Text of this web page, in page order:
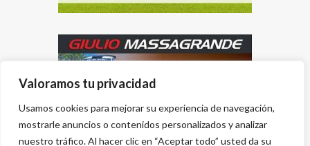
Valoramos tu privacidad
Usamos cookies para mejorar su experiencia de navegación,
mostrarle anuncios o contenidos personalizados y analizar
nuestro tráfico. Al hacer clic en “Aceptar todo” usted da su